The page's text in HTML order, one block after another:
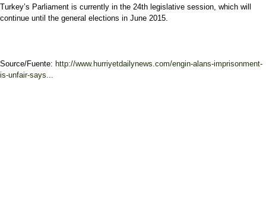
Turkey’s Parliament is currently in the 24th legislative session, which will
continue until the general elections in June 2015.
Source/Fuente: http://www.hurriyetdailynews.com/engin-alans-imprisonment-
is-unfair-says...